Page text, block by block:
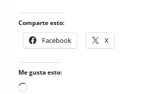
Comparte esto:
Facebook X
Me gusta esto:
Loading…